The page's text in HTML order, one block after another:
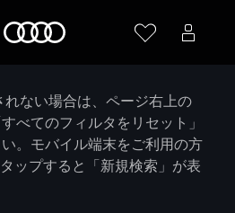
ない場合は、ページ右上の
べてのフィルタをリセット」
。モバイル端末をご利用の方
ップすると「新規検索」が表